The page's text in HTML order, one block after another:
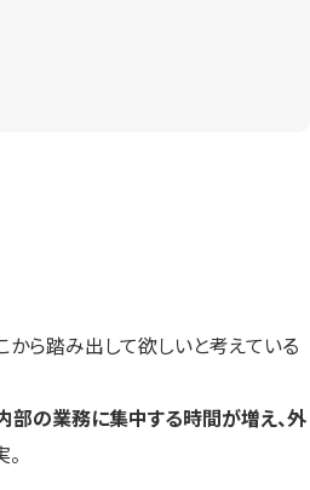
から踏み出して欲しいと考えている
部の業務に集中する時間が増え、外